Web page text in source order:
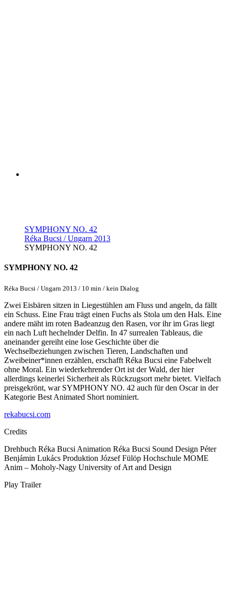
SYMPHONY NO. 42
Réka Bucsi / Ungarn 2013
SYMPHONY NO. 42
SYMPHONY NO. 42
Réka Bucsi / Ungarn 2013 / 10 min / kein Dialog
Zwei Eisbären sitzen in Liegestühlen am Fluss und angeln, da fällt
ein Schuss. Eine Frau trägt einen Fuchs als Stola um den Hals. Eine
andere mäht im roten Badeanzug den Rasen, vor ihr im Gras liegt
ein nach Luft hechelnder Delfin. In 47 surrealen Tableaus, die
aneinander gereiht eine lose Geschichte über die
Wechselbeziehungen zwischen Tieren, Landschaften und
Zweibeiner*innen erzählen, erschafft Réka Bucsi eine Fabelwelt
ohne Moral. Ein wiederkehrender Ort ist der Wald, der hier
allerdings keinerlei Sicherheit als Rückzugsort mehr bietet. Vielfach
preisgekrönt, war SYMPHONY NO. 42 auch für den Oscar in der
Kategorie Best Animated Short nominiert.
rekabucsi.com
Credits
Drehbuch Réka Bucsi Animation Réka Bucsi Sound Design Péter
Benjámin Lukács Produktion József Fülöp Hochschule MOME
Anim – Moholy-Nagy University of Art and Design
Play Trailer